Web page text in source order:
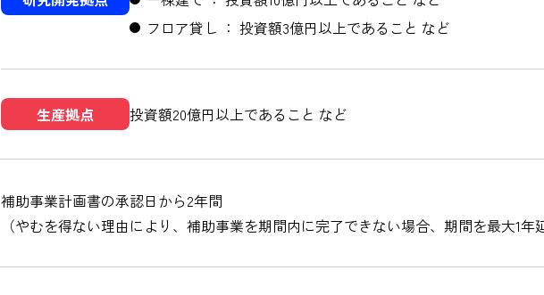
フロア貸し ： 投資額3億円以上であること など
生産拠点 投資額20億円以上であること など
補助事業計画書の承認日から2年間
（やむを得ない理由により、補助事業を期間内に完了できない場合、期間を最大1年